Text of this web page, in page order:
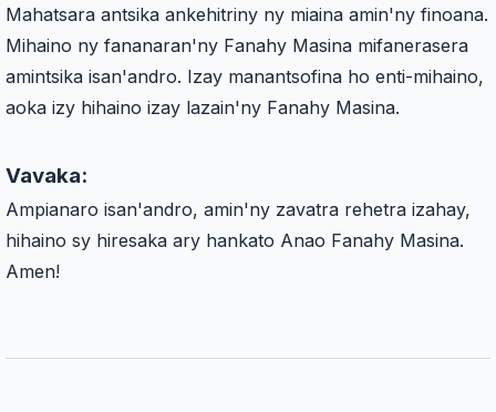
Mahatsara antsika ankehitriny ny miaina amin'ny finoana.
Mihaino ny fananaran'ny Fanahy Masina mifanerasera
amintsika isan'andro. Izay manantsofina ho enti-mihaino,
aoka izy hihaino izay lazain'ny Fanahy Masina.
Vavaka:
Ampianaro isan'andro, amin'ny zavatra rehetra izahay,
hihaino sy hiresaka ary hankato Anao Fanahy Masina.
Amen!